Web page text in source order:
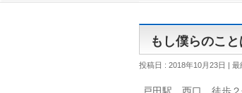
もし僕らのこ
投稿日 : 2018年10月23日 最